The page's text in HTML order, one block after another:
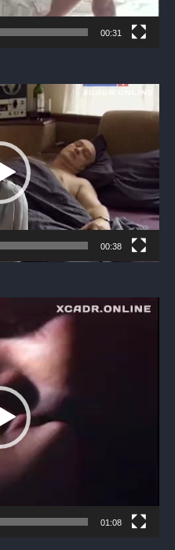
00:31
00:38
01:08